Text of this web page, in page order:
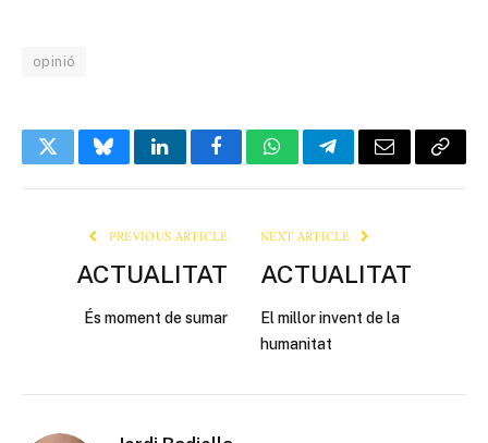
opinió
TwitterBlueskyLinkedInFacebookWhatsAppTelegramEmail Copy
PREVIOUS ARTICLE
ACTUALITAT
És moment de sumar
NEXT ARTICLE
ACTUALITAT
El millor invent de la
humanitat